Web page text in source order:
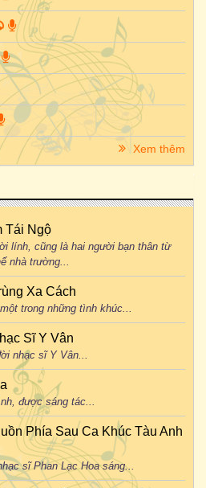
Xem thêm
Tái Ngộ
lính, cũng là hai người bạn thân từ
nhà trường...
Xa Cách
trong những tình khúc...
Sĩ Y Vân
nhạc sĩ Y Vân...
được sáng tác...
Phía Sau Ca Khúc Tàu Anh
sĩ Phan Lạc Hoa sáng...